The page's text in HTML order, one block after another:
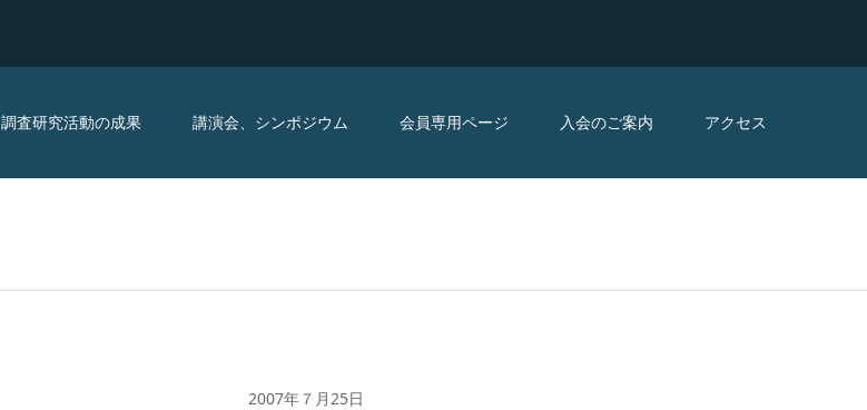
調査研究活動の成果 講演会、シンポジウム 会員専用ページ 入会のご案内 アクセス
2007年７月25日